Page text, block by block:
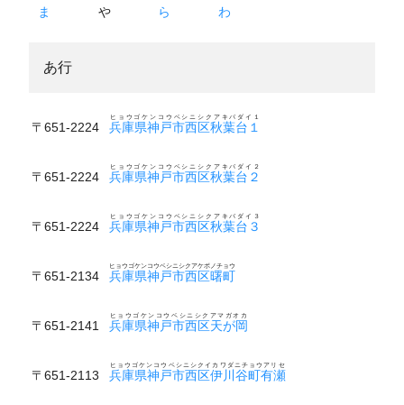
ま や ら わ
あ行
〒651-2224 兵庫県神戸市西区秋葉台１
ヒョウゴケンコウベシニシクアキバダイ１
〒651-2224 兵庫県神戸市西区秋葉台２
ヒョウゴケンコウベシニシクアキバダイ２
〒651-2224 兵庫県神戸市西区秋葉台３
ヒョウゴケンコウベシニシクアキバダイ３
〒651-2134 兵庫県神戸市西区曙町
ヒョウゴケンコウベシニシクアケボノチョウ
〒651-2141 兵庫県神戸市西区天が岡
ヒョウゴケンコウベシニシクアマガオカ
〒651-2113 兵庫県神戸市西区伊川谷町有瀬
ヒョウゴケンコウベシニシクイカワダニチョウアリセ